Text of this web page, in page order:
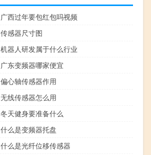
广西过年要包红包吗视频
传感器尺寸图
机器人研发属于什么行业
广东变频器哪家便宜
偏心轴传感器作用
无线传感器怎么用
冬天健身要准备什么
什么是变频器托盘
什么是光纤位移传感器